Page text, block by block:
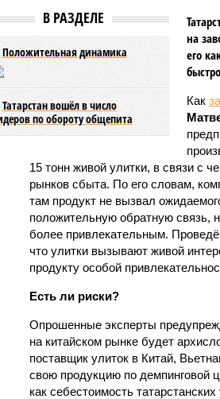
В РАЗДЕЛЕ
Положительная динамика
Татарстан вошёл в число
по обороту общепита
на
его
Как
15 тонн живой улитки, в связи с
рынков сбыта. По его словам,
там продукт не вызвал
положительную обратную связь,
более привлекательным.
что улитки вызывают живой
продукту особой
Есть ли риски?
Опрошенные эксперты
на китайском рынке будет
поставщик улиток в Китай,
свою продукцию по демпинговой
как себестоимость